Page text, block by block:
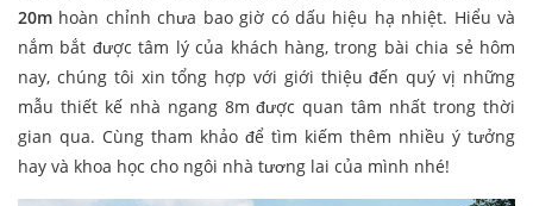
20m hoàn chỉnh chưa bao giờ có dấu hiệu hạ nhiệt. Hiểu và
nắm bắt được tâm lý của khách hàng, trong bài chia sẻ hôm
nay, chúng tôi xin tổng hợp với giới thiệu đến quý vị những
mẫu thiết kế nhà ngang 8m được quan tâm nhất trong thời
gian qua. Cùng tham khảo để tìm kiếm thêm nhiều ý tưởng
hay và khoa học cho ngôi nhà tương lai của mình nhé!